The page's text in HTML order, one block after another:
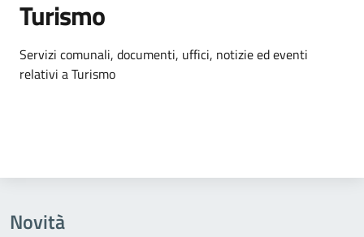
Turismo
Dettagli dell'argomento
Servizi comunali, documenti, uffici, notizie ed eventi
relativi a Turismo
Novità